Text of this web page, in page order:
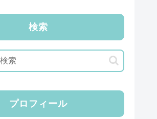
検索
プロフィール